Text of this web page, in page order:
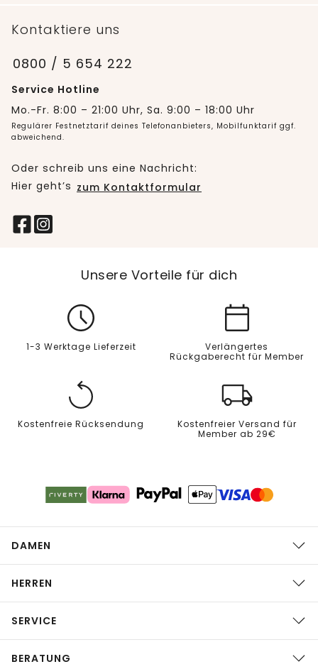
Kontaktiere uns
0800 / 5 654 222
Service Hotline
Mo.-Fr. 8:00 – 21:00 Uhr, Sa. 9:00 – 18:00 Uhr
Regulärer Festnetztarif deines Telefonanbieters, Mobilfunktarif ggf.
abweichend.
Oder schreib uns eine Nachricht:
Hier geht’s zum Kontaktformular
Unsere Vorteile für dich
1-3 Werktage Lieferzeit
Verlängertes
Rückgaberecht für Member
Kostenfreie Rücksendung
Kostenfreier Versand für
Member ab 29€
DAMEN
HERREN
SERVICE
BERATUNG